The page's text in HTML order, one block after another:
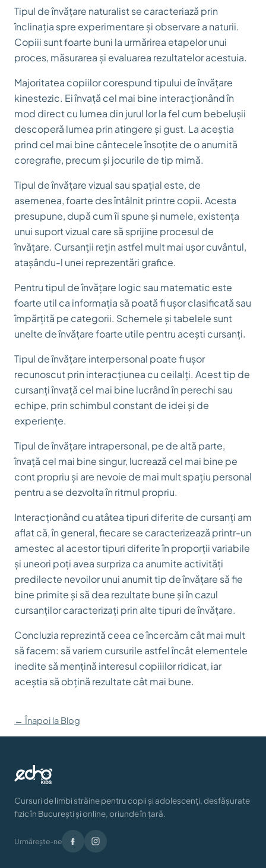
Tipul de învățare naturalist se caracteriază prin
înclinația spre experimentare și observare a naturii.
Copiii sunt foarte buni la urmărirea etapelor unui
proces, măsurarea și evaluarea rezultatelor acestuia.
Majoritatea copiilor corespund tipului de învățare
kinestezic. Ei învață cel mai bine interacționând în
mod direct cu lumea din jurul lor la fel cum bebelușii
descoperă lumea prin atingere și gust. La aceștia
prind cel mai bine cântecele însoțite de o anumită
coregrafie, precum și jocurile de tip mimă.
Tipul de învățare vizual sau spațial este, de
asemenea, foarte des întâlnit printre copii. Acesta
presupune, după cum îi spune și numele, existența
unui suport vizual care să sprijine procesul de
învățare. Cursanții rețin astfel mult mai ușor cuvântul,
atașându-l unei reprezentări grafice.
Pentru tipul de învățare logic sau matematic este
foarte util ca informația să poată fi ușor clasificată sau
împărțită pe categorii. Schemele și tabelele sunt
unelte de învățare foarte utile pentru acești cursanți.
Tipul de învățare interpersonal poate fi ușor
recunoscut prin interacțiunea cu ceilalți. Acest tip de
cursanți învață cel mai bine lucrând în perechi sau
echipe, prin schimbul constant de idei și de
experiențe.
Tipul de învățare intrapersonal, pe de altă parte,
învață cel mai bine singur, lucrează cel mai bine pe
cont propriu și are nevoie de mai mult spațiu personal
pentru a se dezvolta în ritmul propriu.
Interacționând cu atâtea tipuri diferite de cursanți am
aflat că, în general, fiecare se caracterizează printr-un
amestec al acestor tipuri diferite în proporții variabile
și uneori poți avea surpriza ca anumite activități
predilecte nevoilor unui anumit tip de învățare să fie
bine primite și să dea rezultate bune și în cazul
cursanților caracterizați prin alte tipuri de învățare.
Concluzia reprezintă ceea ce încercăm cât mai mult
să facem: să variem cursurile astfel încât elementele
inedite să mențină interesul copiiilor ridicat, iar
aceștia să obțină rezultate cât mai bune.
← Înapoi la Blog
Cursuri de limbi străine pentru copii și adolescenți, desfășurate
fizic în București și online, oriunde în țară.
Urmărește-ne